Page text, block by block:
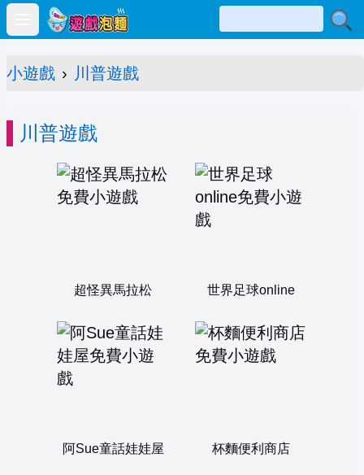
Open main menu
小遊戲 › 川普遊戲
川普遊戲
超怪異馬拉松 世界足球online
阿Sue童話娃娃屋 杯麵便利商店